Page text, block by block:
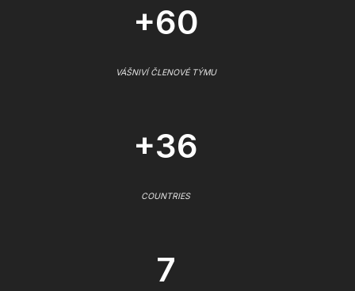
+60
VÁŠNIVÍ ČLENOVÉ TÝMU
+36
COUNTRIES
7